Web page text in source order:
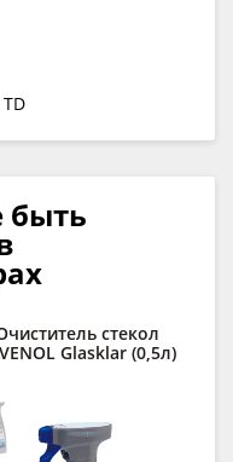
быть
стекол
Glasklar (0,5л)